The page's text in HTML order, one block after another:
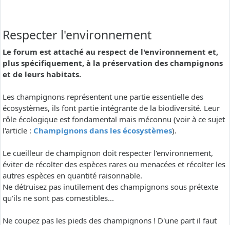
Respecter l'environnement
Le forum est attaché au respect de l'environnement et,
plus spécifiquement, à la préservation des champignons
et de leurs habitats.
Les champignons représentent une partie essentielle des
écosystèmes, ils font partie intégrante de la biodiversité. Leur
rôle écologique est fondamental mais méconnu (voir à ce sujet
l'article : Champignons dans les écosystèmes).
Le cueilleur de champignon doit respecter l'environnement,
éviter de récolter des espèces rares ou menacées et récolter les
autres espèces en quantité raisonnable.
Ne détruisez pas inutilement des champignons sous prétexte
qu'ils ne sont pas comestibles...
Ne coupez pas les pieds des champignons ! D'une part il faut